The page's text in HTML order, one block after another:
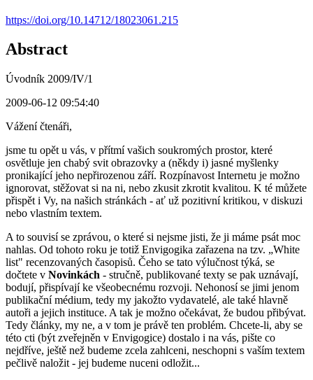
https://doi.org/10.14712/18023061.215
Abstract
Úvodník 2009/IV/1
2009-06-12 09:54:40
Vážení čtenáři,
jsme tu opět u vás, v přítmí vašich soukromých prostor, které
osvětluje jen chabý svit obrazovky a (někdy i) jasné myšlenky
pronikající jeho nepřirozenou září. Rozpínavost Internetu je možno
ignorovat, stěžovat si na ni, nebo zkusit zkrotit kvalitou. K té můžete
přispět i Vy, na našich stránkách - ať už pozitivní kritikou, v diskuzi
nebo vlastním textem.
A to souvisí se zprávou, o které si nejsme jisti, že ji máme psát moc
nahlas. Od tohoto roku je totiž Envigogika zařazena na tzv. „White
list" recenzovaných časopisů. Čeho se tato výlučnost týká, se
dočtete v Novinkách - stručně, publikované texty se pak uznávají,
bodují, přispívají ke všeobecnému rozvoji. Nehonosí se jimi jenom
publikační médium, tedy my jakožto vydavatelé, ale také hlavně
autoři a jejich instituce. A tak je možno očekávat, že budou přibývat.
Tedy články, my ne, a v tom je právě ten problém. Chcete-li, aby se
této cti (být zveřejněn v Envigogice) dostalo i na vás, pište co
nejdříve, ještě než budeme zcela zahlceni, neschopni s vaším textem
pečlivě naložit - jej budeme nuceni odložit...